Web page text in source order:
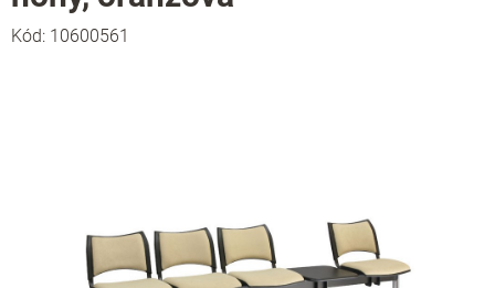
hvězdiček.
Kód: 10600561